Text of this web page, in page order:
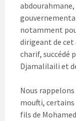
notamment
dirigeant de cet
charif, succédé
Djamalilaili et
Nous rappelons
moufti,
fils de